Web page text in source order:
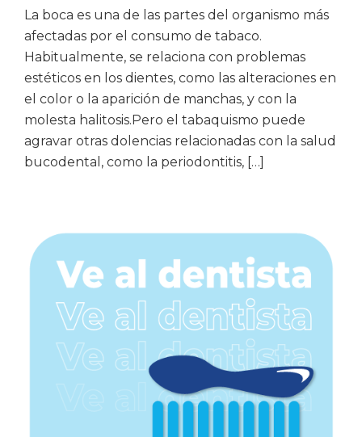
La boca es una de las partes del organismo más
afectadas por el consumo de tabaco.
Habitualmente, se relaciona con problemas
estéticos en los dientes, como las alteraciones en
el color o la aparición de manchas, y con la
molesta halitosis.Pero el tabaquismo puede
agravar otras dolencias relacionadas con la salud
bucodental, como la periodontitis, […]
Barra
lateral
principal